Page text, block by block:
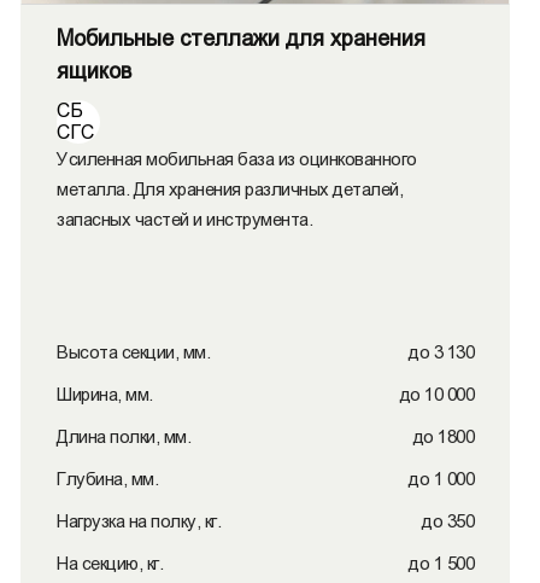
Мобильные стеллажи для хранения
ящиков
СБ
СГС
Усиленная мобильная база из оцинкованного
металла. Для хранения различных деталей,
запасных частей и инструмента.
Высота секции, мм. до 3 130
Ширина, мм. до 10 000
Длина полки, мм. до 1800
Глубина, мм. до 1 000
Нагрузка на полку, кг. до 350
На секцию, кг. до 1 500